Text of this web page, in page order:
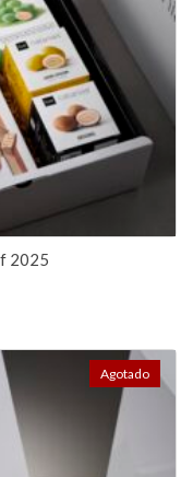
2025
Agotado